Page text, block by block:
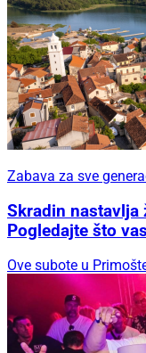
Zabava za sve
Skradin
Pogledajte što
Ove subote u